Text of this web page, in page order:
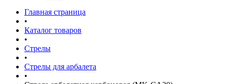
Главная страница
•
Каталог товаров
•
Стрелы
•
Стрелы для арбалета
•